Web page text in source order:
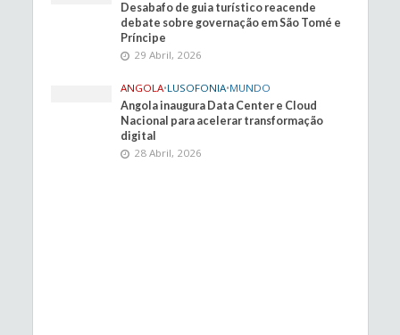
Desabafo de guia turístico reacende
debate sobre governação em São Tomé e
Príncipe
29 Abril, 2026
ANGOLA•LUSOFONIA•MUNDO
Angola inaugura Data Center e Cloud
Nacional para acelerar transformação
digital
28 Abril, 2026